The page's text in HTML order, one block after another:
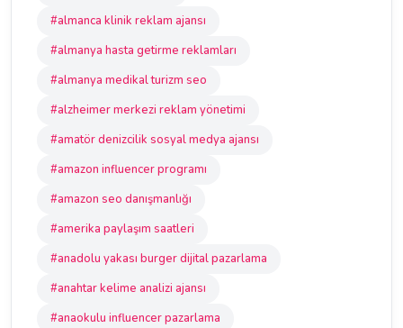
#almanca klinik reklam ajansı
#almanya hasta getirme reklamları
#almanya medikal turizm seo
#alzheimer merkezi reklam yönetimi
#amatör denizcilik sosyal medya ajansı
#amazon influencer programı
#amazon seo danışmanlığı
#amerika paylaşım saatleri
#anadolu yakası burger dijital pazarlama
#anahtar kelime analizi ajansı
#anaokulu influencer pazarlama